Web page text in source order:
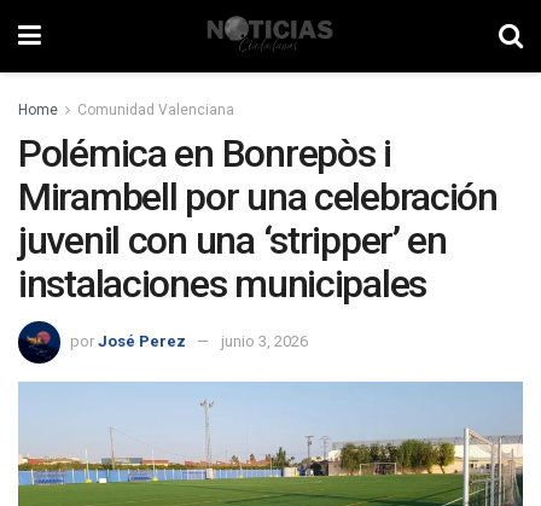
Home Comunidad Valenciana
Polémica en Bonrepòs i
Mirambell por una celebración
juvenil con una ‘stripper’ en
instalaciones municipales
por José Perez junio 3, 2026